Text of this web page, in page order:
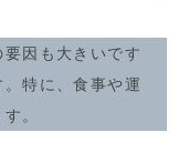
因も大きいです
特に、食事や運
。